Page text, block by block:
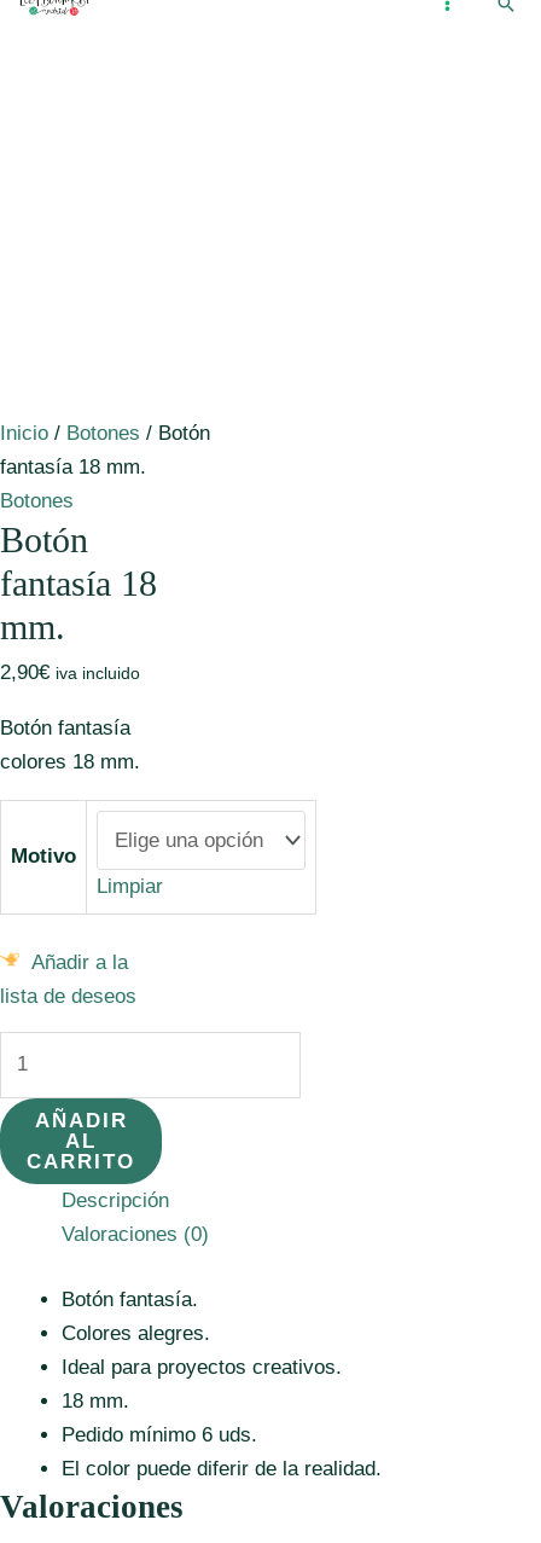
Ir
Inicio / Botones / Botón
fantasía 18 mm.
Botones
Botón
fantasía 18
mm.
2,90€ iva incluido
Botón fantasía
colores 18 mm.
Motivo
Limpiar
Añadir a la
lista de deseos
18
mm.
cantidad
AÑADIR
AL
CARRITO
Descripción
Valoraciones (0)
Botón fantasía.
Colores alegres.
Ideal para proyectos creativos.
18 mm.
Pedido mínimo 6 uds.
El color puede diferir de la realidad.
Valoraciones